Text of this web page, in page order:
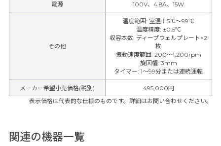
電源 100V、4.8A、15W
その他
温度範囲: 室温＋5℃～99℃
温度精度: ±0.5℃
収容本数: ディープウェルプレート×2
枚
振動速度範囲: 200～1,200rpm
旋回幅: 3mm
タイマー:1～99分または連続運転
メーカー希望小売価格(税別)
495,000円
表示価格は代表的な仕様のものです。詳細はお問い合わせください。
関連の機器一覧